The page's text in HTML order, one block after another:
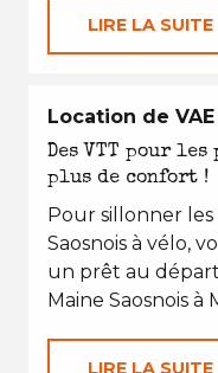
LIRE LA SUITE
Location de
Des VTT pour
plus de confort !
Pour sillonner
Saosnois à vélo,
un prêt au
Maine Saosnois à
LIRE LA SUITE